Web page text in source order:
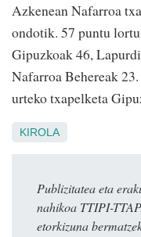
Azkenean Nafarroa
ondotik. 57 puntu
Gipuzkoak 46,
Nafarroa Behereak
urteko txapelketa
KIROLA
Publizitatea eta
nahikoa TTIPI-
etorkizuna